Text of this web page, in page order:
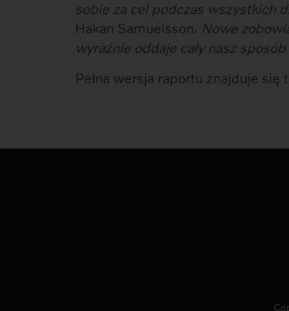
sobie za cel podczas wszystkich
Hakan Samuelsson. Nowe
wyraźnie oddaje cały nasz
Pełna wersja raportu znajduje